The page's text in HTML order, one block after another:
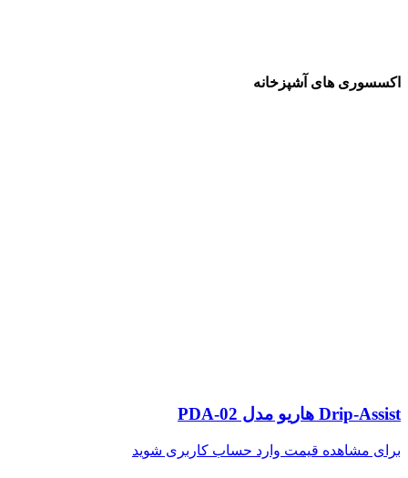
اکسسوری های آشپزخانه
Drip-Assist هاریو مدل PDA-02
برای مشاهده قیمت وارد حساب کاربری شوید